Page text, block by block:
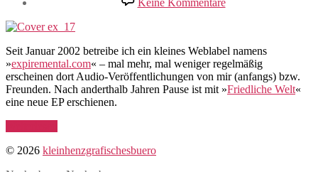
»expiremental.com«
Seit Januar 2002 betreibe ich ein kleines Weblabel namens
»expiremental.com« – mal mehr, mal weniger regelmäßig
erscheinen dort Audio-Veröffentlichungen von mir (anfangs) bzw.
Freunden. Nach anderthalb Jahren Pause ist mit »Friedliche Welt«
eine neue EP erschienen.
© 2026 kleinhenzgrafischesbuero